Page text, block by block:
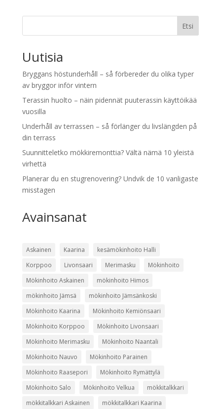
Etsi
Uutisia
Bryggans höstunderhåll – så förbereder du olika typer
av bryggor inför vintern
Terassin huolto – näin pidennät puuterassin käyttöikää
vuosilla
Underhåll av terrassen – så förlänger du livslängden på
din terrass
Suunnitteletko mökkiremonttia? Vältä nämä 10 yleistä
virhettä
Planerar du en stugrenovering? Undvik de 10 vanligaste
misstagen
Avainsanat
Askainen Kaarina
kesämökinhoito Halli
Korppoo
Livonsaari Merimasku
Mökinhoito
Mökinhoito Askainen
mökinhoito Himos
mökinhoito Jämsä
mökinhoito Jämsänkoski
Mökinhoito Kaarina
Mökinhoito Kemiönsaari
Mökinhoito Korppoo
Mökinhoito Livonsaari
Mökinhoito Merimasku
Mökinhoito Naantali
Mökinhoito Nauvo
Mökinhoito Parainen
Mökinhoito Raasepori
Mökinhoito Rymättylä
Mökinhoito Salo
Mökinhoito Velkua
mökkitalkkari
mökkitalkkari Askainen
mökkitalkkari Kaarina